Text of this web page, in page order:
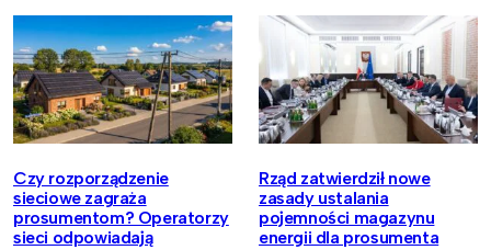
Czy rozporządzenie
sieciowe zagraża
prosumentom? Operatorzy
sieci odpowiadają
Rząd zatwierdził nowe
zasady ustalania
pojemności magazynu
energii dla prosumenta